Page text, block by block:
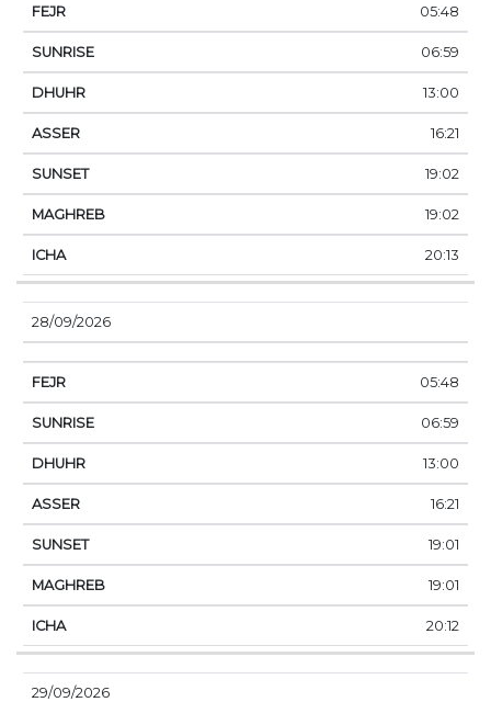
05:48
06:59
13:00
16:21
19:02
19:02
20:13
28/09/2026
05:48
06:59
13:00
16:21
19:01
19:01
20:12
29/09/2026